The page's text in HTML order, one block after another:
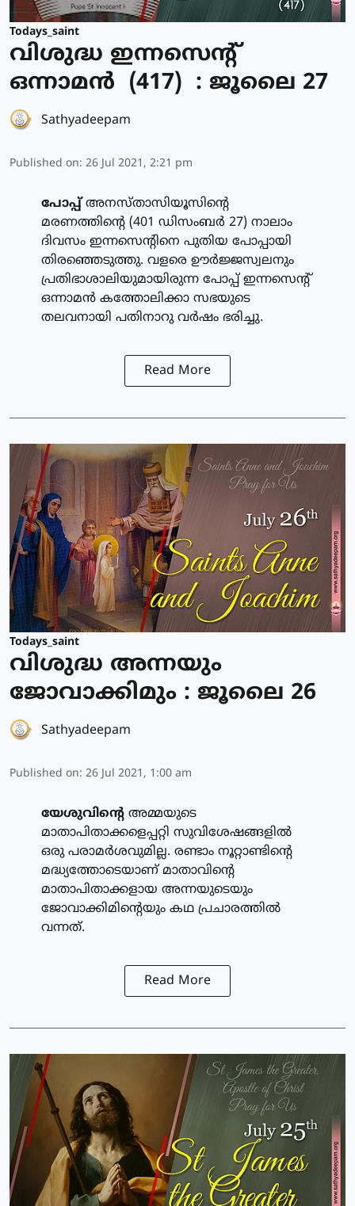
Todays_saint
വിശുദ്ധ ഇന്നസെന്റ്
ഒന്നാമന്‍ (417) : ജൂലൈ 27
Sathyadeepam
Published on: 26 Jul 2021, 2:21 pm
പോപ്പ്അനസ്താസിയൂസിന്റെ
മരണത്തിന്റെ (401 ഡിസംബര്‍ 27) നാലാം
ദിവസം ഇന്നസെന്റിനെ പുതിയ പോപ്പായി
തിരഞ്ഞെടുത്തു. വളരെ ഊര്‍ജ്ജസ്വലനും
പ്രതിഭാശാലിയുമായിരുന്ന പോപ്പ് ഇന്നസെന്റ്
ഒന്നാമന്‍ കത്തോലിക്കാ സഭയുടെ
തലവനായി പതിനാറു വര്‍ഷം ഭരിച്ചു.
Read More
Todays_saint
വിശുദ്ധ അന്നയും
ജോവാക്കിമും : ജൂലൈ 26
Sathyadeepam
Published on: 26 Jul 2021, 1:00 am
യേശുവിന്റെ അമ്മയുടെ
മാതാപിതാക്കളെപ്പറ്റി സുവിശേഷങ്ങളില്‍
ഒരു പരാമര്‍ശവുമില്ല. രണ്ടാം നൂറ്റാണ്ടിന്റെ
മദ്ധ്യത്തോടെയാണ് മാതാവിന്റെ
മാതാപിതാക്കളായ അന്നയുടെയും
ജോവാക്കിമിന്റെയും കഥ പ്രചാരത്തില്‍
വന്നത്.
Read More